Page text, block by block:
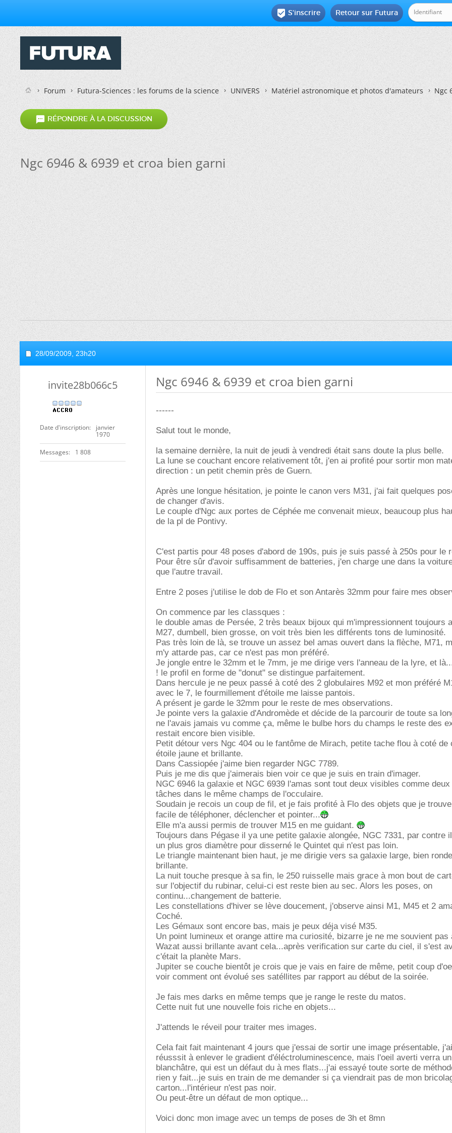
Retour sur Futura
 S'inscrire
Forum Futura-Sciences : les forums de la science UNIVERS Matériel astronomique et photos d'amateurs Ngc
 RÉPONDRE À LA DISCUSSION
Ngc 6946 & 6939 et croa bien garni
28/09/2009, 23h20
invite28b066c5
Date d'inscription
janvier
1970
Messages 1 808
Ngc 6946 & 6939 et croa bien garni
------
Salut tout le monde,
la semaine dernière, la nuit de jeudi à vendredi était sans doute la plus belle.
La lune se couchant encore relativement tôt, j'en ai profité pour sortir mon
direction : un petit chemin près de Guern.
Après une longue hésitation, je pointe le canon vers M31, j'ai fait quelques
de changer d'avis.
Le couple d'Ngc aux portes de Céphée me convenait mieux, beaucoup plus
de la pl de Pontivy.
C'est partis pour 48 poses d'abord de 190s, puis je suis passé à 250s pour le
Pour être sûr d'avoir suffisamment de batteries, j'en charge une dans la
que l'autre travail.
Entre 2 poses j'utilise le dob de Flo et son Antarès 32mm pour faire mes
On commence par les classques :
le double amas de Persée, 2 très beaux bijoux qui m'impressionnent toujours
M27, dumbell, bien grosse, on voit très bien les différents tons de luminosité.
Pas très loin de là, se trouve un assez bel amas ouvert dans la flèche, M71,
m'y attarde pas, car ce n'est pas mon préféré.
Je jongle entre le 32mm et le 7mm, je me dirige vers l'anneau de la lyre, et
! le profil en forme de "donut" se distingue parfaitement.
Dans hercule je ne peux passé à coté des 2 globulaires M92 et mon préféré
avec le 7, le fourmillement d'étoile me laisse pantois.
A présent je garde le 32mm pour le reste de mes observations.
Je pointe vers la galaxie d'Andromède et décide de la parcourir de toute sa
ne l'avais jamais vu comme ça, même le bulbe hors du champs le reste des
restait encore bien visible.
Petit détour vers Ngc 404 ou le fantôme de Mirach, petite tache flou à coté de
étoile jaune et brillante.
Dans Cassiopée j'aime bien regarder NGC 7789.
Puis je me dis que j'aimerais bien voir ce que je suis en train d'imager.
NGC 6946 la galaxie et NGC 6939 l'amas sont tout deux visibles comme
tâches dans le même champs de l'occulaire.
Soudain je recois un coup de fil, et je fais profité à Flo des objets que je
facile de téléphoner, déclencher et pointer...
Elle m'a aussi permis de trouver M15 en me guidant.
Toujours dans Pégase il ya une petite galaxie alongée, NGC 7331, par contre
un plus gros diamètre pour disserné le Quintet qui n'est pas loin.
Le triangle maintenant bien haut, je me dirigie vers sa galaxie large, bien
brillante.
La nuit touche presque à sa fin, le 250 ruisselle mais grace à mon bout de
sur l'objectif du rubinar, celui-ci est reste bien au sec. Alors les poses, on
continu...changement de batterie.
Les constellations d'hiver se lève doucement, j'observe ainsi M1, M45 et 2
Coché.
Les Gémaux sont encore bas, mais je peux déja visé M35.
Un point lumineux et orange attire ma curiosité, bizarre je ne me souvient pas
Wazat aussi brillante avant cela...après verification sur carte du ciel, il s'est
c'était la planète Mars.
Jupiter se couche bientôt je crois que je vais en faire de même, petit coup
voir comment ont évolué ses satéllites par rapport au début de la soirée.
Je fais mes darks en même temps que je range le reste du matos.
Cette nuit fut une nouvelle fois riche en objets...
J'attends le réveil pour traiter mes images.
Cela fait fait maintenant 4 jours que j'essai de sortir une image présentable,
réusssit à enlever le gradient d'éléctroluminescence, mais l'oeil averti verra
blanchâtre, qui est un défaut du à mes flats...j'ai essayé toute sorte de
rien y fait...je suis en train de me demander si ça viendrait pas de mon
carton...l'intérieur n'est pas noir.
Ou peut-être un défaut de mon optique...
Voici donc mon image avec un temps de poses de 3h et 8mn